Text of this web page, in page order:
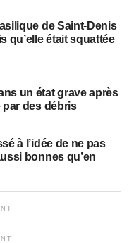
de Saint-Denis
qu’elle était squattée
un état grave après
par des débris
à l’idée de ne pas
bonnes qu’en